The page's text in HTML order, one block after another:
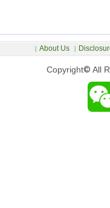
Copyright© All
| About Us |